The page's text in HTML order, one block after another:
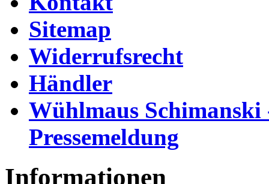
Sitemap
Widerrufsrecht
Händler
Wühlmaus
Pressemeldung
Informationen